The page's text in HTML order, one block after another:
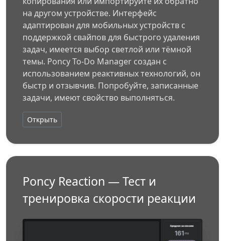
на другом устройстве. Интерфейс
адаптирован для мобильных устройств с
поддержкой свайпов для быстрого удаления
задач, имеется выбор светлой или тёмной
темы. Poncy To-Do Manager создан с
использованием реактивных технологий, он
быстр и отзывчив. Попробуйте, записанные
задачи, имеют свойство выполняться.
Открыть
Poncy Reaction — Тест и
тренировка скорости реакции